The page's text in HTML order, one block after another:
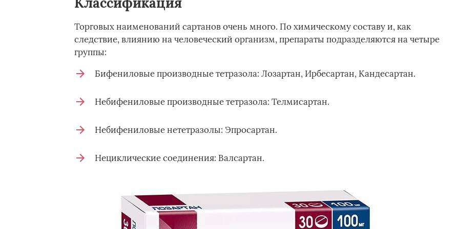
Торговых наименований сартанов очень много. По химическому составу и, как
следствие, влиянию на человеческий организм, препараты подразделяются на четыре
группы:
Бифениловые производные тетразола: Лозартан, Ирбесартан, Кандесартан.
Небифениловые производные тетразола: Телмисартан.
Небифениловые нететразолы: Эпросартан.
Нециклические соединения: Валсартан.